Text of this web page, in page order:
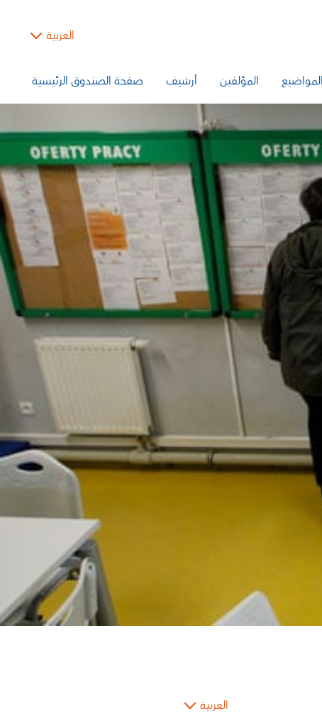
العربية
المواضيع المؤلفين أرشيف صفحة الصندوق الرئيسية
العربية